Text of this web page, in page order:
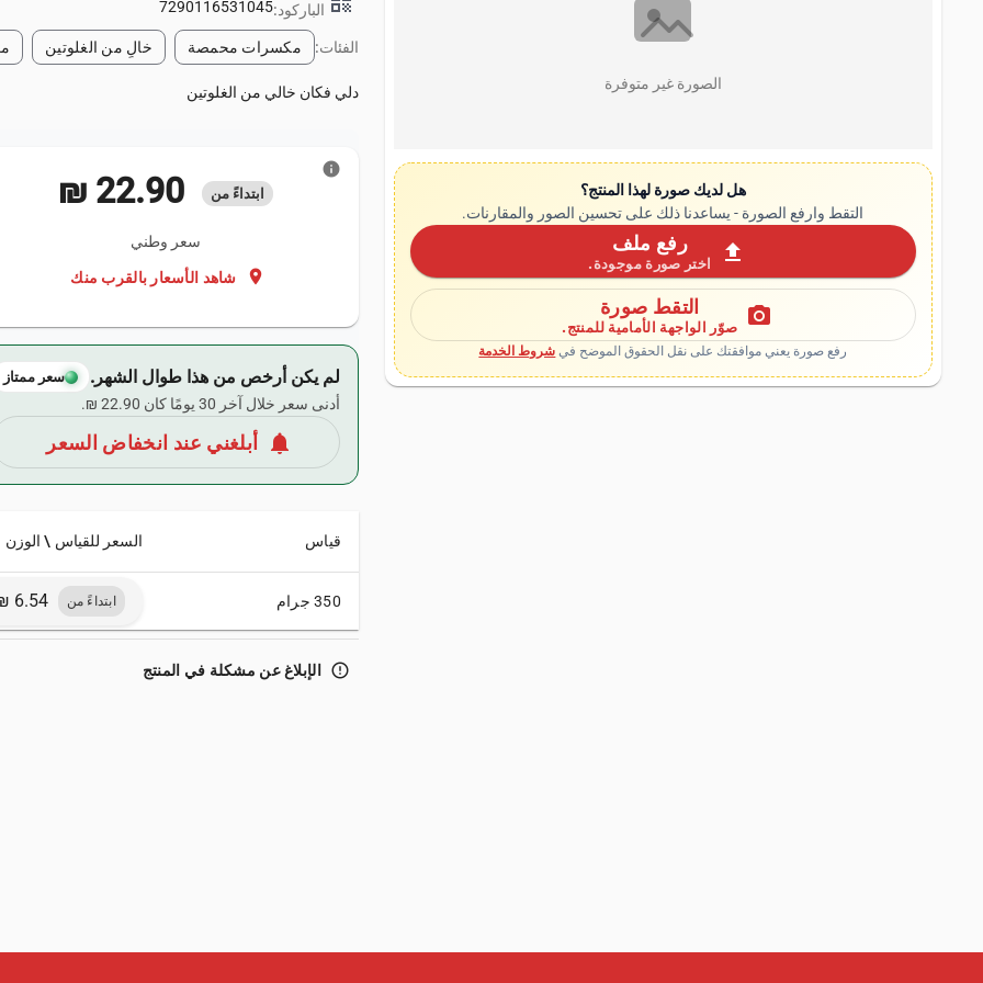
الصورة غير متوفرة
هل لديك صورة لهذا المنتج؟
التقط وارفع الصورة - يساعدنا ذلك على تحسين الصور والمقارنات.
upload رفع ملف
اختر صورة موجودة.
photo_camera التقط صورة
صوّر الواجهة الأمامية للمنتج.
رفع صورة يعني موافقتك على نقل الحقوق الموضح في شروط الخدمة
الباركود:7290116531045
الفئات: مكسرات محمصة خالٍ من الغلوتين
دلي فكان خالي من الغلوتين
ابتداءً من ‏22.90 ₪
سعر وطني
location_on شاهد الأسعار بالقرب منك
info
لم يكن أرخص من هذا طوال الشهر. سعر ممتاز
أدنى سعر خلال آخر 30 يومًا كان ‏22.90 ₪.
notifications أبلغني عند انخفاض السعر
قياس السعر للقياس \ الوزن
350 جرام ابتداءً من
error_outline الإبلاغ عن مشكلة في المنتج